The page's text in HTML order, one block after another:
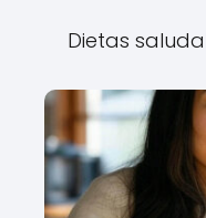
Dietas